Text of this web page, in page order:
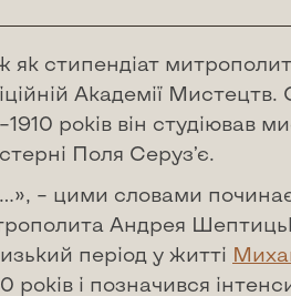
як стипендіат
Академії Мистецтв.
років він студіював
Поля Серуз’є.
– цими словами
Андрея
період у житті
років і позначився